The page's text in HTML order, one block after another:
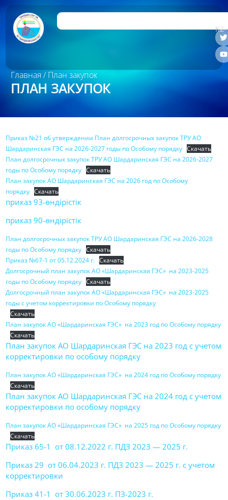
KZ
Главная / План закупок
ПЛАН ЗАКУПОК
Приказ №21 об утверждении План долгосрочных закупок ТРУ АО
Шардаринская ГЭС на 2026-2027 годы по Особому порядку Скачать
План долгосрочных закупок ТРУ АО Шардаринская ГЭС на 2026-2027
годы по Особому порядку Скачать
План закупок АО Шардаринская ГЭС на 2026 год по Особому
порядку Скачать
приказ 93-өндірістік
приказ 90-өндірістік
План долгосрочных закупок ТРУ АО Шардаринская ГЭС на 2026-2028
годы по Особому порядку Скачать
Приказ №67-1 от 05.12.2024 г. Скачать
Долгосрочный план закупок АО «Шардаринская ГЭС» на 2023-2025
годы по Особому порядку Скачать
Долгосрочный план закупок АО «Шардаринская ГЭС» на 2023-2025
годы с учетом корректировки по Особому порядку
Скачать
План закупок АО «Шардаринская ГЭС» на 2023 год по Особому порядку
Скачать
План закупок АО Шардаринская ГЭС на 2023 год с учетом
корректировки по особому порядку
План закупок АО «Шардаринская ГЭС» на 2024 год по Особому порядку
Скачать
План закупок АО Шардаринская ГЭС на 2024 год с учетом
корректировки по особому порядку
План закупок АО «Шардаринская ГЭС» на 2025 год по Особому порядку
Скачать
Приказ 65-1 от 08.12.2022 г. ПДЗ 2023 — 2025 г.
Приказ 29 от 06.04.2023 г. ПДЗ 2023 — 2025 г. с учетом
корректировки
Приказ 41-1 от 30.06.2023 г. ПЗ-2023 г.